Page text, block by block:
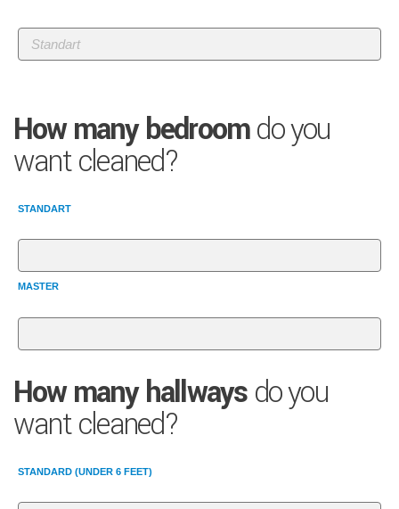
How many bedroomdo you
want cleaned?
STANDART
MASTER
How many hallwaysdo you
want cleaned?
STANDARD (UNDER 6 FEET)